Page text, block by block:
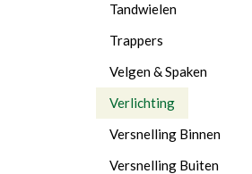
Tandwielen
Trappers
Velgen & Spaken
Verlichting
Versnelling Binnen
Versnelling Buiten